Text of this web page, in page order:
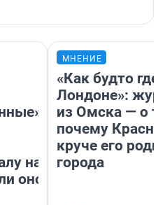
на
оно
МНЕНИЕ
«Как будто
Лондоне»:
из Омска — о
почему
круче его
города